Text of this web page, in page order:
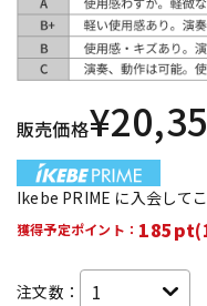
販売価格¥
Ikebe PRIME に入会して
獲得予定ポイント：
注文数：